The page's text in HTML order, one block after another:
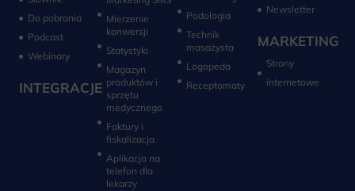
Do pobrania
Podcast
Webinary
INTEGRACJE
Mierzenie
konwersji‎
Statystyki
Magazyn
produktów i
sprzętu
medycznego
Faktury i
fiskalizacja
Aplikacja na
telefon dla
lekarzy
Technik
masażysta
Logopeda
Newsletter
MARKETING
Strony
internetowe